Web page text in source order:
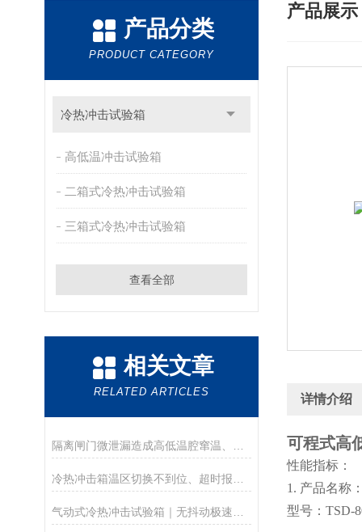
产品分类
PRODUCT CATEGORY
冷热冲击试验箱
高低温冲击试验箱
二箱式冷热冲击试验箱
三箱式冷热冲击试验箱
查看全部
相关文章
RELATED ARTICLES
产品展示
详情介绍
可程式高
性能指标：
1. 产品名称
型号：TSD-